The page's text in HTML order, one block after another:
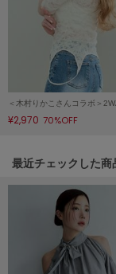
LILY BROWN Lingerie
リリーブラウンランジ
LITTLE UNION TOKYO
リトルユニオン トウキ
メイドオブオーガニク
MICHU COQUETTE
ミチュ コケット
MIESROHE
ミースロエ
¥2,970 70%OFF
関連記事
最近チェックした商